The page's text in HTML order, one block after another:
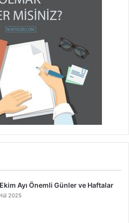
Ayı Önemli Günler ve Haftalar
2025